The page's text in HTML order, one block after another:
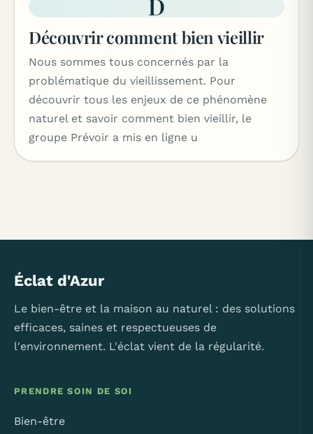
Découvrir comment bien vieillir
Nous sommes tous concernés par la
problématique du vieillissement. Pour
découvrir tous les enjeux de ce phénomène
naturel et savoir comment bien vieillir, le
groupe Prévoir a mis en ligne u
Éclat d'Azur
Le bien-être et la maison au naturel : des solutions
efficaces, saines et respectueuses de
l'environnement. L'éclat vient de la régularité.
PRENDRE SOIN DE SOI
Bien-être